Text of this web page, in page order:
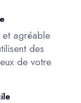
agréable
des
de votre